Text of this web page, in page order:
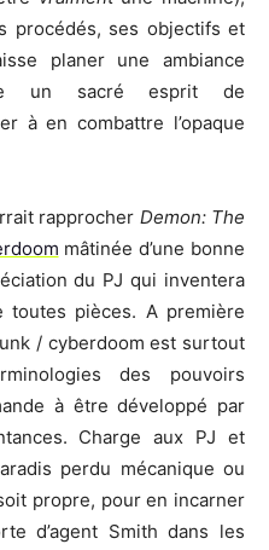
procédés, ses objectifs et
planer une ambiance
un sacré esprit de
à en combattre l’opaque
rapprocher Demon: The
mâtinée d’une bonne
du PJ qui inventera
toutes pièces. A première
/ cyberdoom est surtout
des pouvoirs
à être développé par
Charge aux PJ et
perdu mécanique ou
propre, pour en incarner
d’agent Smith dans les